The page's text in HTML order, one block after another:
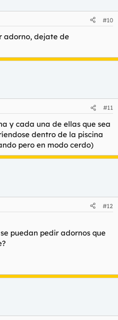
#10
adorno, dejate de
#11
y cada una de ellas que sea
dentro de la piscina
pero en modo cerdo)
#12
puedan pedir adornos que